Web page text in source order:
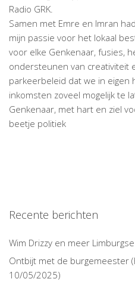
Radio GRK.
Samen met Emre en Imran
mijn passie voor het lokaal
voor elke Genkenaar, fusies,
ondersteunen van creativiteit
parkeerbeleid dat we in eigen
inkomsten zoveel mogelijk te
Genkenaar, met hart en ziel
beetje politiek
Recente berichten
Wim Drizzy en meer
Ontbijt met de burgemeester
10/05/2025)